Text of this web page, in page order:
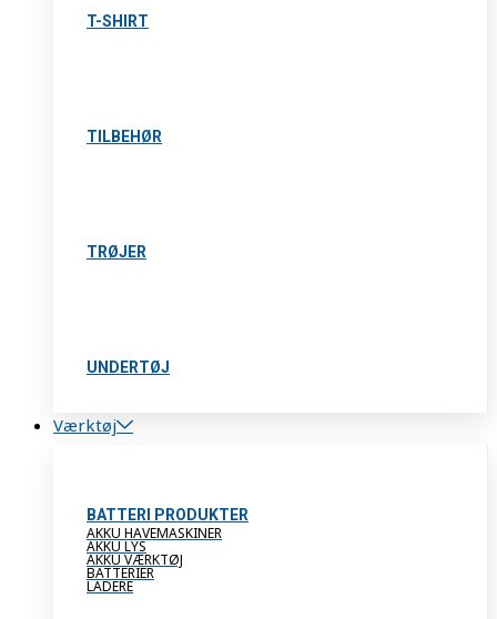
T-SHIRT
TILBEHØR
TRØJER
UNDERTØJ
Værktøj
BATTERI PRODUKTER
AKKU HAVEMASKINER
AKKU LYS
AKKU VÆRKTØJ
BATTERIER
LADERE